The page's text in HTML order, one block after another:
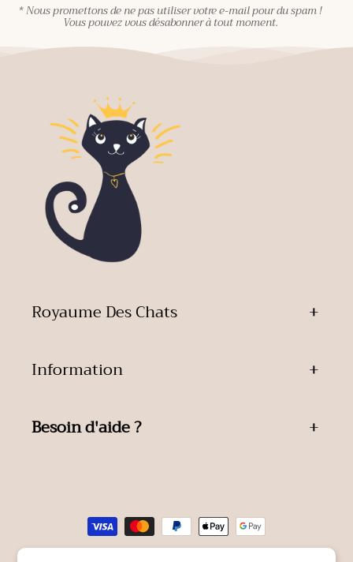
* Nous promettons de ne pas utiliser votre e-mail pour du spam !
Vous pouvez vous désabonner à tout moment.
Royaume Des Chats
Information
Besoin d'aide ?
de